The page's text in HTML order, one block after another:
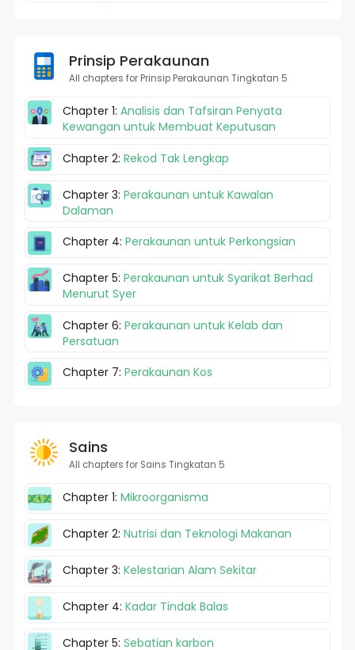
Prinsip Perakaunan
All chapters for Prinsip Perakaunan Tingkatan 5
Chapter 1:Analisis dan Tafsiran Penyata
Kewangan untuk Membuat Keputusan
Chapter 2:Rekod Tak Lengkap
Chapter 3:Perakaunan untuk Kawalan
Dalaman
Chapter 4:Perakaunan untuk Perkongsian
Chapter 5:Perakaunan untuk Syarikat Berhad
Menurut Syer
Chapter 6:Perakaunan untuk Kelab dan
Persatuan
Chapter 7:Perakaunan Kos
Sains
All chapters for Sains Tingkatan 5
Chapter 1:Mikroorganisma
Chapter 2:Nutrisi dan Teknologi Makanan
Chapter 3:Kelestarian Alam Sekitar
Chapter 4:Kadar Tindak Balas
Chapter 5:Sebatian karbon